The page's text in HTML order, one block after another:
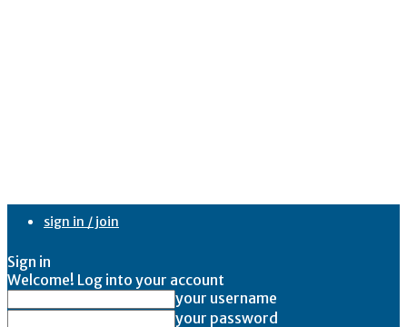
sign in / join
Sign in
Welcome! Log into your account
your username
your password